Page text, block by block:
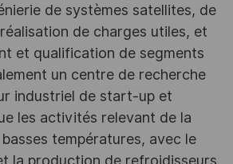
de systèmes satellites, de
de charges utiles, et
et qualification de segments
un centre de recherche
industriel de start-up et
les activités relevant de la
températures, avec le
la production de refroidisseurs